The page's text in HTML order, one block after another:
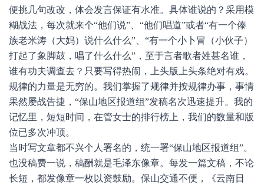
便挑几句改改，体会发言保证有水准。具体谁说的？采用模
糊战法，每次就来个“他们说”、“他们唱道”或者“有一个傣
族老米涛（大妈）说什么什么”、“有一个小卜冒（小伙子）
打起了象脚鼓，唱了什么什么”，至于言者歌者姓甚名谁，
谁有功夫调查去？只要写得热闹，上头版上头条绝对有戏。
规律的力量是无穷的。我们掌握了规律并按规律办事，事情
果然屡战告捷，“保山地区报道组”发稿名次迅速提升。我的
记忆里，短短时间，在管女士的排行榜上，我们的数量和版
位已多次冲顶。
当时写文章都不兴个人署名的，统一署“保山地区报道组”。
也没稿费一说，稿酬就是毛泽东像章。每发一篇文稿，不论
长短，都发像章一枚以资鼓励。保山交通不便，《云南日